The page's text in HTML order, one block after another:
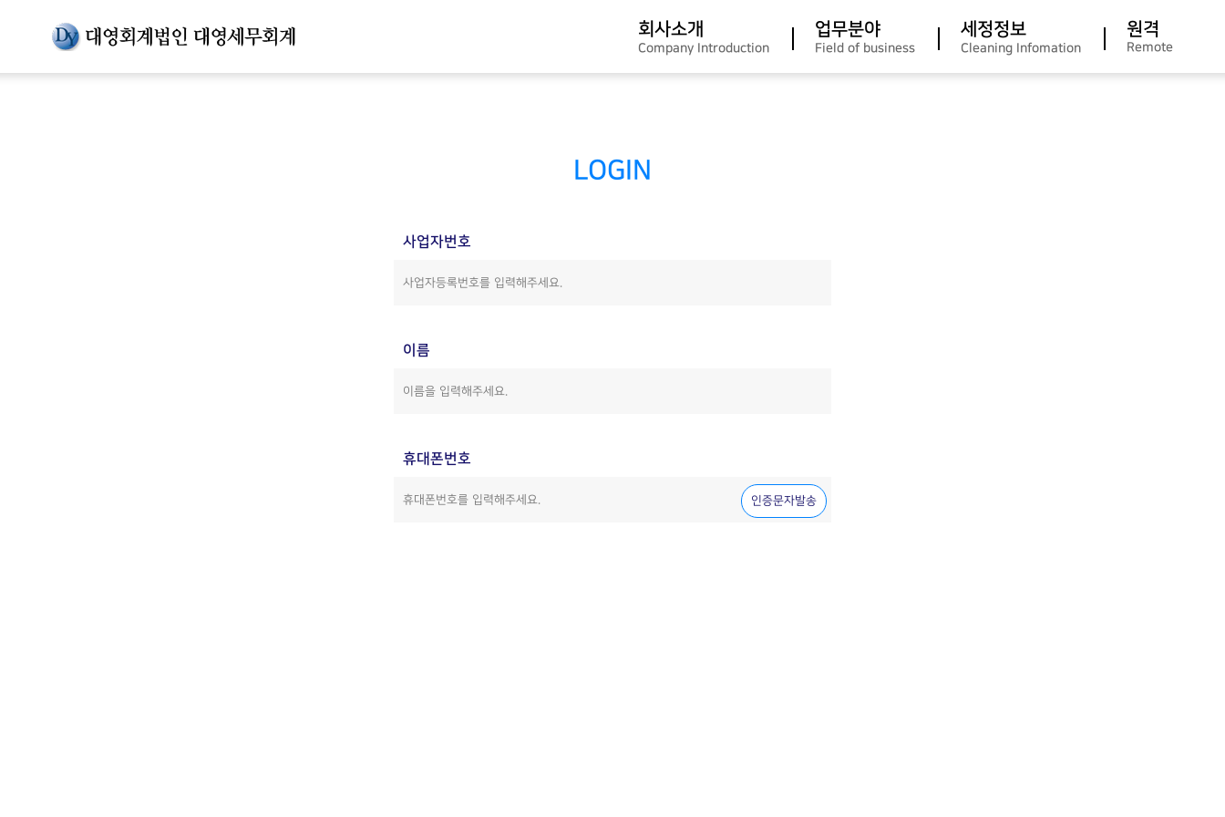
회사소개
Company Introduction
업무분야
Field of business
세정정보
Cleaning Infomation
원격
Remote
LOGIN
사업자번호
이름
휴대폰번호